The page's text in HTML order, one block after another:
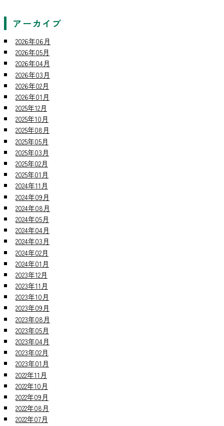
アーカイブ
2026年06月
2026年05月
2026年04月
2026年03月
2026年02月
2026年01月
2025年12月
2025年10月
2025年08月
2025年05月
2025年03月
2025年02月
2025年01月
2024年11月
2024年09月
2024年08月
2024年05月
2024年04月
2024年03月
2024年02月
2024年01月
2023年12月
2023年11月
2023年10月
2023年09月
2023年08月
2023年05月
2023年04月
2023年02月
2023年01月
2022年11月
2022年10月
2022年09月
2022年08月
2022年07月